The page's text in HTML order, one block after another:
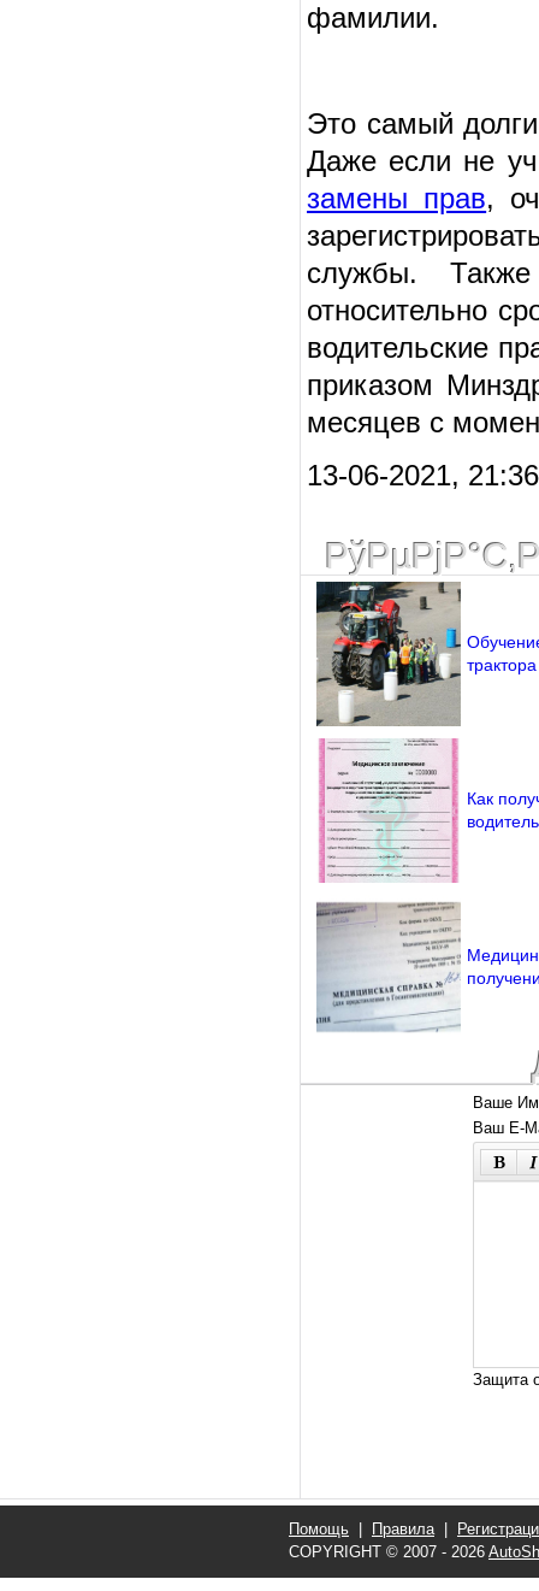
фамилии.
Это самый
Даже если не
замены прав,
службы. Также
относительно
водительские
приказом
месяцев с
13-06-2021,
трактора
Как
Ваше
Ваш E-
Защита
Помощь Правила|
COPYRIGHT © 2007 - 2026